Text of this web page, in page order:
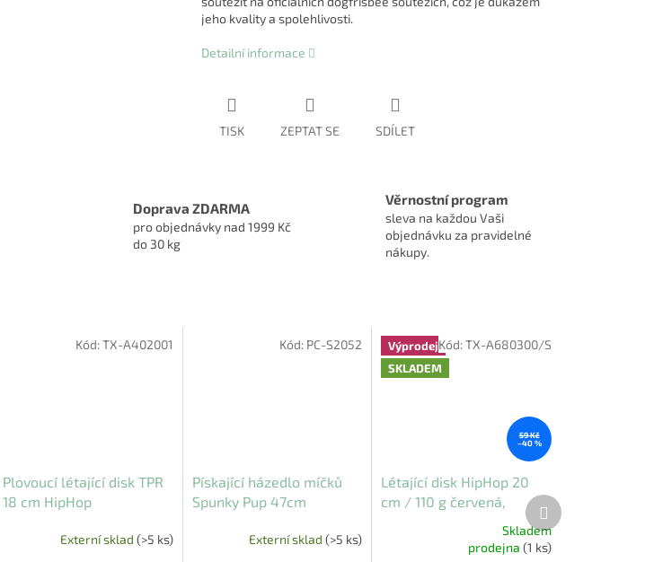
jeho kvality a spolehlivosti.
Detailní informace
TISK ZEPTAT SE SDÍLET
Doprava ZDARMA
pro objednávky nad 1999 Kč
do 30 kg
Věrnostní program
sleva na každou Vaši
objednávku za pravidelné
nákupy.
Plovoucí létající disk TPR
18 cm HipHop
Externí sklad (>5 ks)
Kód:TX-A402001
Pískající házedlo míčků
Spunky Pup 47cm
Externí sklad(>5 ks)
Kód: PC-S2052
Výprodej
SKLADEM
59 Kč
–40 %
Létající disk HipHop 20
cm / 110 g červená,
modrá, bílá + modrý střed
Skladem
prodejna(1 ks)
Kód:TX-A680300/S
Další
produkt